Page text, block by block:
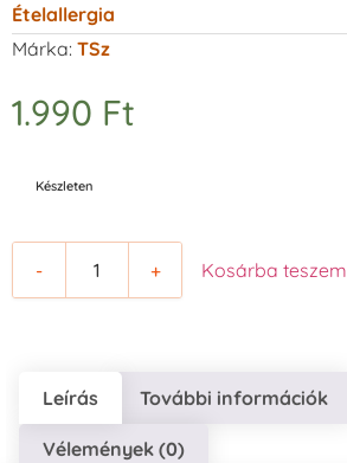
Ételallergia
Márka: TSz
1.990 Ft
Készleten
- + Kosárba teszem
Leírás További információk
Vélemények (0)